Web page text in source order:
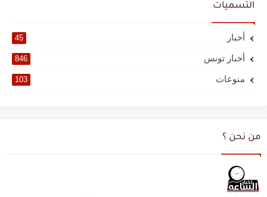
التسميات
أخبار 45
أخبار تونس 846
منوعات 103
من نحن ؟